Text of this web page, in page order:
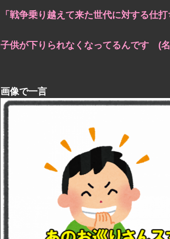
「戦争乗り越えて来た世代に対する仕
子供が下りられなくなってるんです (
画像で一言